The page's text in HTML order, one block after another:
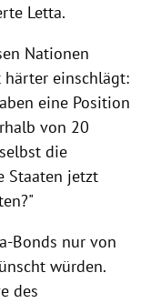
Letta.
Nationen
härter einschlägt:
eine Position
von 20
die
Staaten jetzt
Bonds nur von
würden.
des